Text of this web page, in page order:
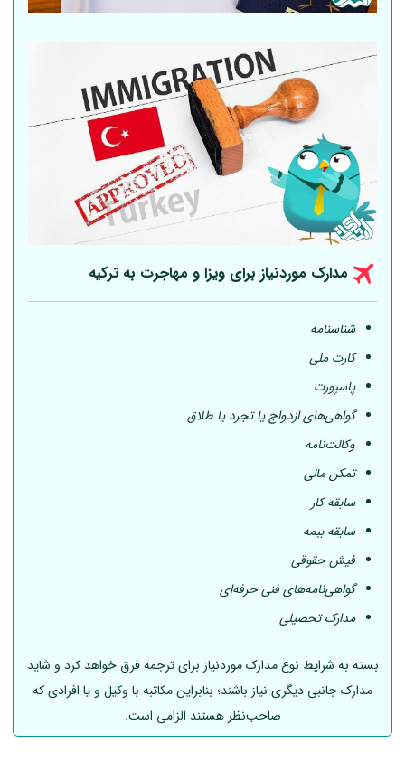
مدارک موردنیاز برای ویزا و مهاجرت به ترکیه
شناسنامه
کارت ملی
پاسپورت
گواهی‌های ازدواج یا تجرد یا طلاق
وکالت‌نامه
تمکن مالی
سابقه کار
سابقه بیمه
فیش حقوقی
گواهی‌نامه‌های فنی حرفه‌ای
مدارک تحصیلی
بسته به شرایط نوع مدارک موردنیاز برای ترجمه فرق خواهد کرد و شاید
مدارک جانبی دیگری نیاز باشند؛ بنابراین مکاتبه با وکیل و یا افرادی که
صاحب‌نظر هستند الزامی است.